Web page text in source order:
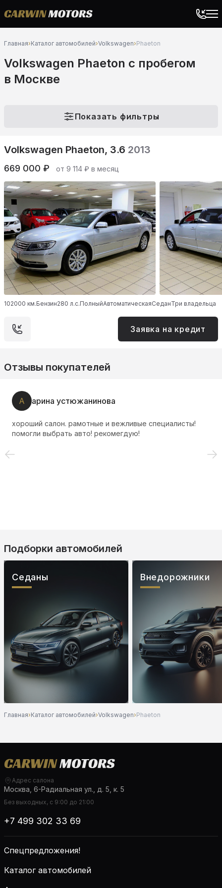
Главная›Каталог автомобилей›Volkswagen›Phaeton
Volkswagen Phaeton c пробегом
в Москве
Показать фильтры
Volkswagen Phaeton, 3.6 2013
669 000 ₽ от 9 114 ₽ в месяц
102000 км.Бензин280 л.с.ПолныйАвтоматическаяСеданТри владельца
Заявка на кредит
Отзывы покупателей
А арина устюжанинова
хороший салон. рамотные и вежливые специалисты!
помогли выбрать авто! рекомегдую!
Подборки автомобилей
Седаны Внедорожники
Главная›Каталог автомобилей›Volkswagen›Phaeton
Адрес салона
Москва, 6-Радиальная ул., д. 5, к. 5
Без выходных, с 9:00 до 21:00
+7 499 302 33 69
Спецпредложения!
Каталог автомобилей